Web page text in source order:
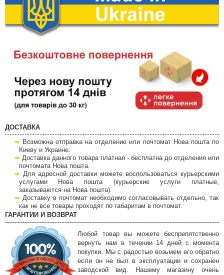
ДОСТАВКА
Возможна отправка на отделение или почтомат Нова пошта по
Киеву и Украине.
Доставка данного товара платная - бесплатна до отделения или
почтомата Нова пошта.
Для адресной доставки можете воспользоваться курьерскими
услугами Нова пошта (курьерские услуги платные,
заказываются на Нова пошта).
Доставку в почтомат необходимо согласовывать отдельно, так
как не все товары проходят по габаритам в почтомат.
ГАРАНТИИ И ВОЗВРАТ
Любой товар вы можете беспрепятственно
вернуть нам в течении 14 дней с момента
покупки. Мы с радостью возьмем его обратно
если он не был в эксплуатации и сохранен
заводской вид. Нашему магазину очень